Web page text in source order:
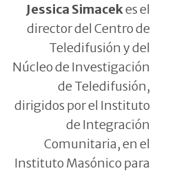
Jessica Simacekes el
director del Centro de
Teledifusión y del
Núcleo de Investigación
de Teledifusión,
dirigidos por el Instituto
de Integración
Comunitaria, en el
Instituto Masónico para